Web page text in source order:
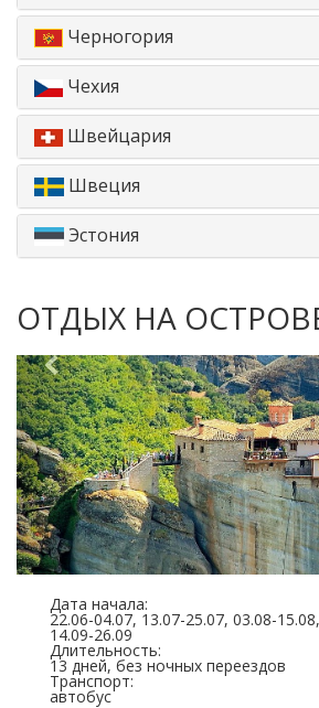
Черногория
Чехия
Швейцария
Швеция
Эстония
ОТДЫХ НА
Дата начала:
22.06-04.07, 13.07-25.07, 03.08-
14.09-26.09
Длительность:
13 дней, без ночных переездов
Транспорт:
автобус